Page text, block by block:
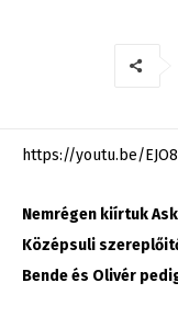
https://youtu.be/
Nemrégen kiírtuk
Középsuli
Bende és Olivér